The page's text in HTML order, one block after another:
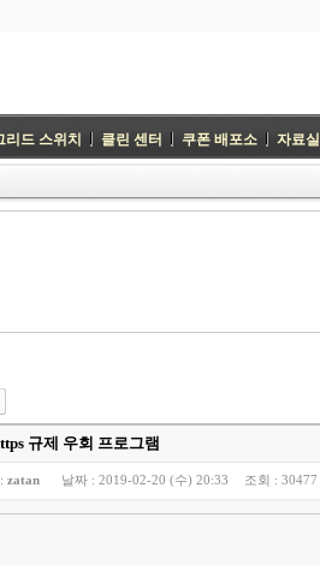
리드 스위치 클린 센터 쿠폰 배포소 자료실
규제 우회 프로그램
zatan 날짜 : 2019-02-20 (수) 20:33 조회 : 30477